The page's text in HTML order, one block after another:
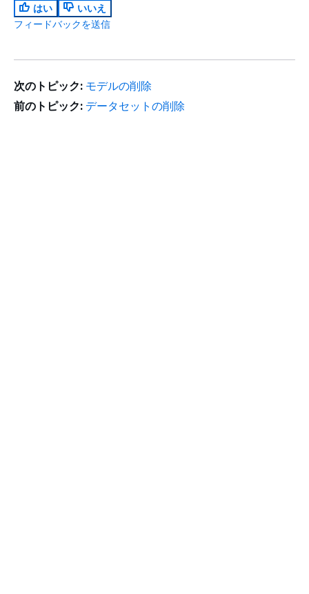
はい
いいえ
フィードバックを送信
次のトピック: モデルの削除
前のトピック: データセットの削除